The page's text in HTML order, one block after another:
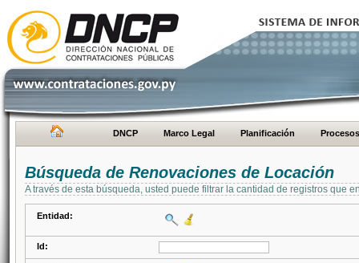
DNCP Marco Legal Planificación Procesos
Búsqueda de Renovaciones de Locación
A través de esta búsqueda, usted puede filtrar la cantidad de registros que
Entidad:
Id: